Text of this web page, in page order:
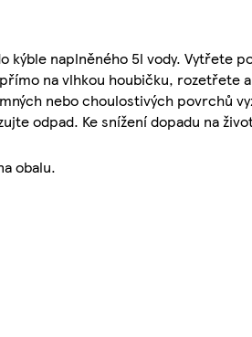
kýble naplněného 5l vody. Vytřete
na vlhkou houbičku, rozetřete
nebo choulostivých povrchů
odpad. Ke snížení dopadu na
obalu.